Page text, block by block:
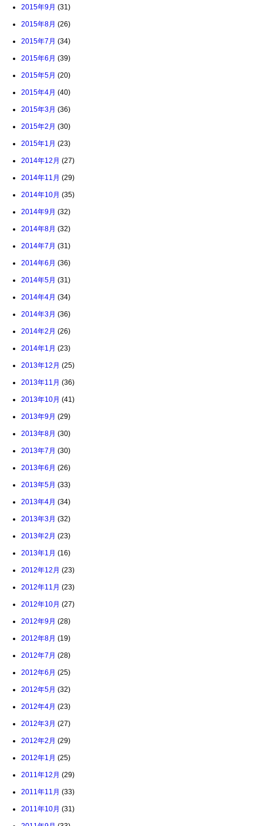
2015年9月 (31)
2015年8月 (26)
2015年7月 (34)
2015年6月 (39)
2015年5月 (20)
2015年4月 (40)
2015年3月 (36)
2015年2月 (30)
2015年1月 (23)
2014年12月 (27)
2014年11月 (29)
2014年10月 (35)
2014年9月 (32)
2014年8月 (32)
2014年7月 (31)
2014年6月 (36)
2014年5月 (31)
2014年4月 (34)
2014年3月 (36)
2014年2月 (26)
2014年1月 (23)
2013年12月 (25)
2013年11月 (36)
2013年10月 (41)
2013年9月 (29)
2013年8月 (30)
2013年7月 (30)
2013年6月 (26)
2013年5月 (33)
2013年4月 (34)
2013年3月 (32)
2013年2月 (23)
2013年1月 (16)
2012年12月 (23)
2012年11月 (23)
2012年10月 (27)
2012年9月 (28)
2012年8月 (19)
2012年7月 (28)
2012年6月 (25)
2012年5月 (32)
2012年4月 (23)
2012年3月 (27)
2012年2月 (29)
2012年1月 (25)
2011年12月 (29)
2011年11月 (33)
2011年10月 (31)